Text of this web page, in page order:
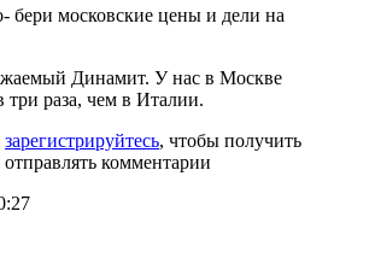
бери московские цены и дели на
Динамит. У нас в Москве
раза, чем в Италии.
зарегистрируйтесь, чтобы получить
комментарии